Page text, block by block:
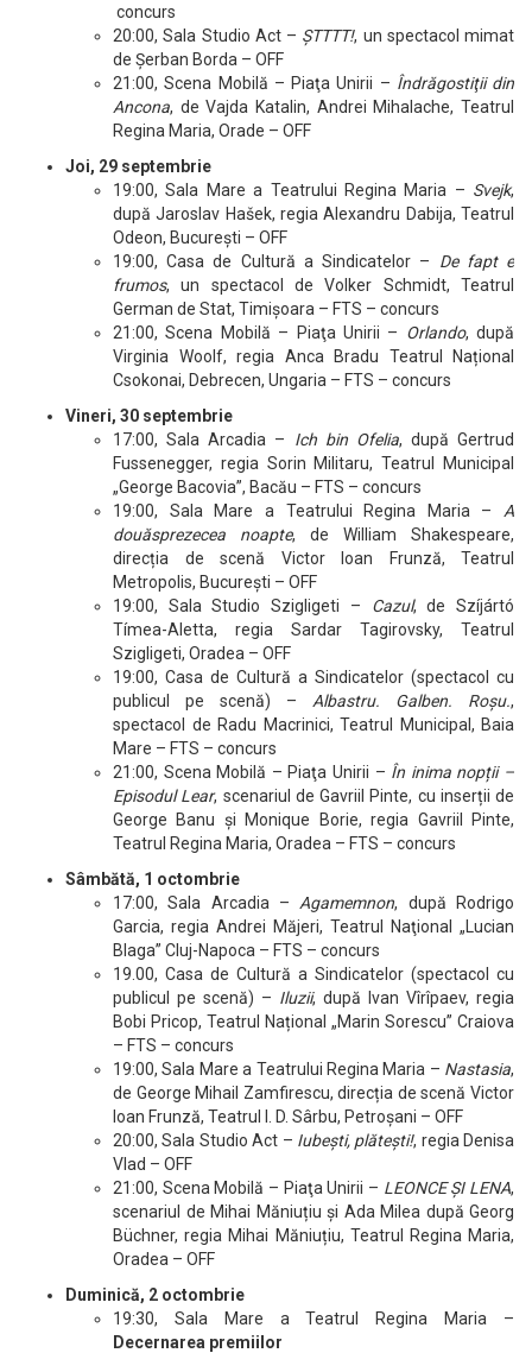
concurs
20:00, Sala Studio Act – ŞTTTT!, un spectacol mimat
de Șerban Borda – OFF
21:00, Scena Mobilă – Piaţa Unirii – Îndrăgostiţii din
Ancona, de Vajda Katalin, Andrei Mihalache, Teatrul
Regina Maria, Orade – OFF
Joi, 29 septembrie
19:00, Sala Mare a Teatrului Regina Maria – Svejk,
după Jaroslav Hašek, regia Alexandru Dabija, Teatrul
Odeon, București – OFF
19:00, Casa de Cultură a Sindicatelor – De fapt e
frumos, un spectacol de Volker Schmidt, Teatrul
German de Stat, Timişoara – FTS – concurs
21:00, Scena Mobilă – Piaţa Unirii – Orlando, după
Virginia Woolf, regia Anca Bradu Teatrul Național
Csokonai, Debrecen, Ungaria – FTS – concurs
Vineri, 30 septembrie
17:00, Sala Arcadia – Ich bin Ofelia, după Gertrud
Fussenegger, regia Sorin Militaru, Teatrul Municipal
„George Bacovia”, Bacău – FTS – concurs
19:00, Sala Mare a Teatrului Regina Maria – A
douăsprezecea noapte, de William Shakespeare,
direcția de scenă Victor Ioan Frunză, Teatrul
Metropolis, București – OFF
19:00, Sala Studio Szigligeti – Cazul, de Szíjártó
Tímea-Aletta, regia Sardar Tagirovsky, Teatrul
Szigligeti, Oradea – OFF
19:00, Casa de Cultură a Sindicatelor (spectacol cu
publicul pe scenă) – Albastru. Galben. Roșu.,
spectacol de Radu Macrinici, Teatrul Municipal, Baia
Mare – FTS – concurs
21:00, Scena Mobilă – Piaţa Unirii – În inima nopții –
Episodul Lear, scenariul de Gavriil Pinte, cu inserții de
George Banu și Monique Borie, regia Gavriil Pinte,
Teatrul Regina Maria, Oradea – FTS – concurs
Sâmbătă, 1 octombrie
17:00, Sala Arcadia – Agamemnon, după Rodrigo
Garcia, regia Andrei Măjeri, Teatrul Naţional „Lucian
Blaga” Cluj-Napoca – FTS – concurs
19.00, Casa de Cultură a Sindicatelor (spectacol cu
publicul pe scenă) – Iluzii, după Ivan Vîrîpaev, regia
Bobi Pricop, Teatrul Național „Marin Sorescu” Craiova
– FTS – concurs
19:00, Sala Mare a Teatrului Regina Maria – Nastasia,
de George Mihail Zamfirescu, direcția de scenă Victor
Ioan Frunză, Teatrul I. D. Sârbu, Petroșani – OFF
20:00, Sala Studio Act – Iubeşti, plăteşti!, regia Denisa
Vlad – OFF
21:00, Scena Mobilă – Piaţa Unirii – LEONCE ŞI LENA,
scenariul de Mihai Măniuțiu și Ada Milea după Georg
Büchner, regia Mihai Măniuțiu, Teatrul Regina Maria,
Oradea – OFF
Duminică, 2 octombrie
19:30, Sala Mare a Teatrul Regina Maria –
Decernarea premiilor